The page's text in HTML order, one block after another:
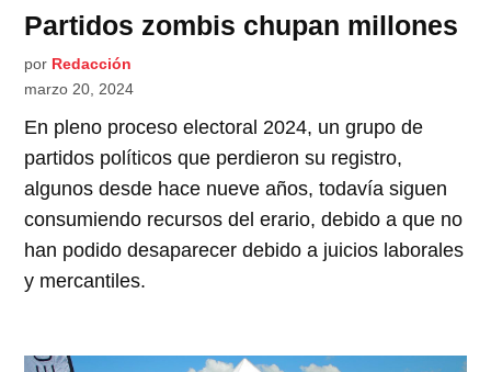
Partidos zombis chupan millones
por Redacción
marzo 20, 2024
En pleno proceso electoral 2024, un grupo de
partidos políticos que perdieron su registro,
algunos desde hace nueve años, todavía siguen
consumiendo recursos del erario, debido a que no
han podido desaparecer debido a juicios laborales
y mercantiles.